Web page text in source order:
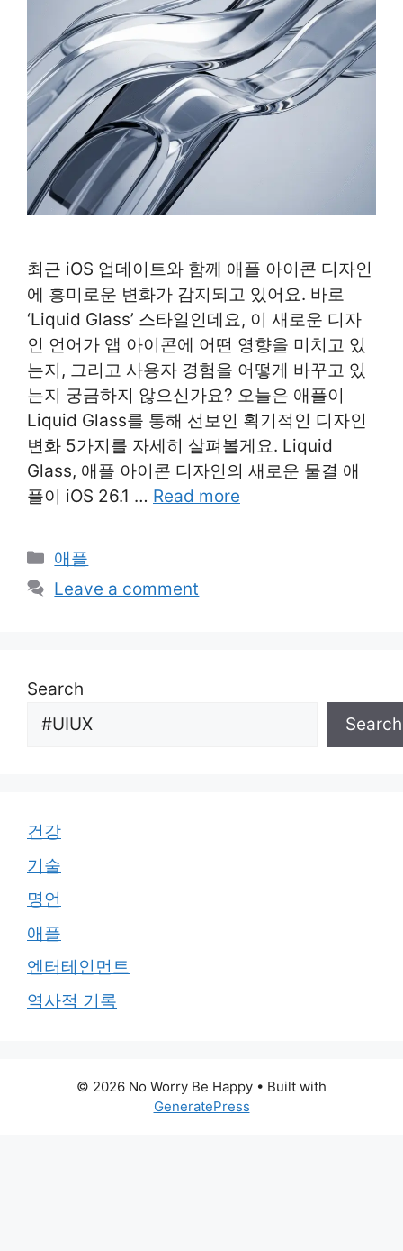
최근 iOS 업데이트와 함께 애플 아이콘 디자인
에 흥미로운 변화가 감지되고 있어요. 바로
‘Liquid Glass’ 스타일인데요, 이 새로운 디자
인 언어가 앱 아이콘에 어떤 영향을 미치고 있
는지, 그리고 사용자 경험을 어떻게 바꾸고 있
는지 궁금하지 않으신가요? 오늘은 애플이
Liquid Glass를 통해 선보인 획기적인 디자인
변화 5가지를 자세히 살펴볼게요. Liquid
Glass, 애플 아이콘 디자인의 새로운 물결 애
플이 iOS 26.1 … Read more
Categories
애플
Leave a comment
Search
Search
건강
기술
명언
애플
엔터테인먼트
역사적 기록
© 2026 No Worry Be Happy • Built with
GeneratePress